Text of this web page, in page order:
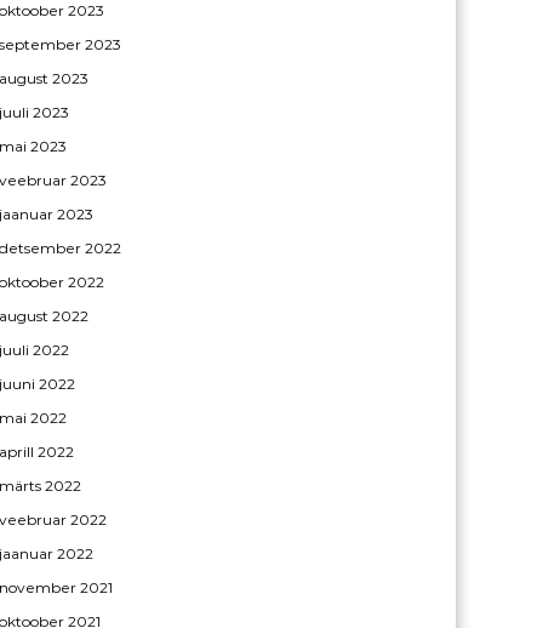
2023
2023
2023
2023
2023
2023
2023
2022
2022
2022
2022
2022
2022
2022
2022
2022
2022
2021
2021